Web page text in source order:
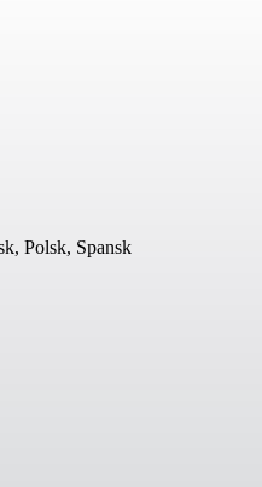
Polsk, Spansk